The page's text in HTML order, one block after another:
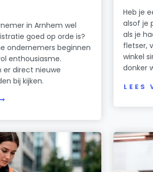
in Arnhem wel
goed op orde is?
ondernemers beginnen
enthousiasme.
er direct nieuwe
bij kijken.
Heb je
alsof je
als je
fletser,
winkel
donker
LEES